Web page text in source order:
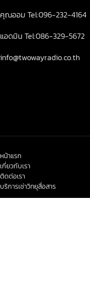
คุณออม Tel:096-232-4164
แอดมิน Tel:086-329-5672
info@twowayradio.co.th
หน้าแรก
เกี่ยวกับเรา
ติดต่อเรา
บริการเช่าวิทยุสื่อสาร